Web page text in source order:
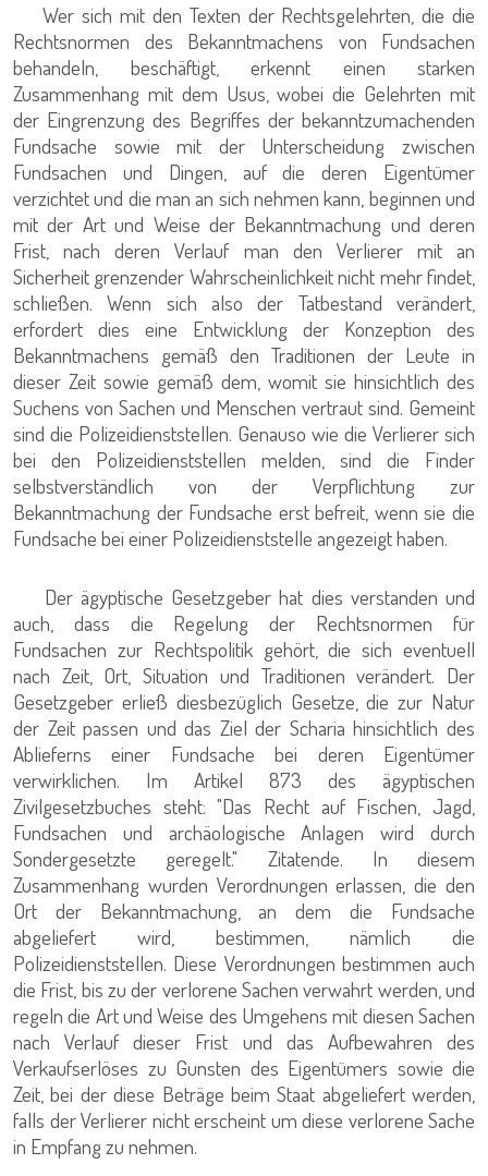
Wer sich mit den Texten der Rechtsgelehrten, die die
Rechtsnormen des Bekanntmachens von Fundsachen
behandeln, beschäftigt, erkennt einen starken
Zusammenhang mit dem Usus, wobei die Gelehrten mit
der Eingrenzung des Begriffes der bekanntzumachenden
Fundsache sowie mit der Unterscheidung zwischen
Fundsachen und Dingen, auf die deren Eigentümer
verzichtet und die man an sich nehmen kann, beginnen und
mit der Art und Weise der Bekanntmachung und deren
Frist, nach deren Verlauf man den Verlierer mit an
Sicherheit grenzender Wahrscheinlichkeit nicht mehr findet,
schließen. Wenn sich also der Tatbestand verändert,
erfordert dies eine Entwicklung der Konzeption des
Bekanntmachens gemäß den Traditionen der Leute in
dieser Zeit sowie gemäß dem, womit sie hinsichtlich des
Suchens von Sachen und Menschen vertraut sind. Gemeint
sind die Polizeidienststellen. Genauso wie die Verlierer sich
bei den Polizeidienststellen melden, sind die Finder
selbstverständlich von der Verpflichtung zur
Bekanntmachung der Fundsache erst befreit, wenn sie die
Fundsache bei einer Polizeidienststelle angezeigt haben.
Der ägyptische Gesetzgeber hat dies verstanden und
auch, dass die Regelung der Rechtsnormen für
Fundsachen zur Rechtspolitik gehört, die sich eventuell
nach Zeit, Ort, Situation und Traditionen verändert. Der
Gesetzgeber erließ diesbezüglich Gesetze, die zur Natur
der Zeit passen und das Ziel der Scharia hinsichtlich des
Ablieferns einer Fundsache bei deren Eigentümer
verwirklichen. Im Artikel 873 des ägyptischen
Zivilgesetzbuches steht: "Das Recht auf Fischen, Jagd,
Fundsachen und archäologische Anlagen wird durch
Sondergesetzte geregelt." Zitatende. In diesem
Zusammenhang wurden Verordnungen erlassen, die den
Ort der Bekanntmachung, an dem die Fundsache
abgeliefert wird, bestimmen, nämlich die
Polizeidienststellen. Diese Verordnungen bestimmen auch
die Frist, bis zu der verlorene Sachen verwahrt werden, und
regeln die Art und Weise des Umgehens mit diesen Sachen
nach Verlauf dieser Frist und das Aufbewahren des
Verkaufserlöses zu Gunsten des Eigentümers sowie die
Zeit, bei der diese Beträge beim Staat abgeliefert werden,
falls der Verlierer nicht erscheint um diese verlorene Sache
in Empfang zu nehmen.